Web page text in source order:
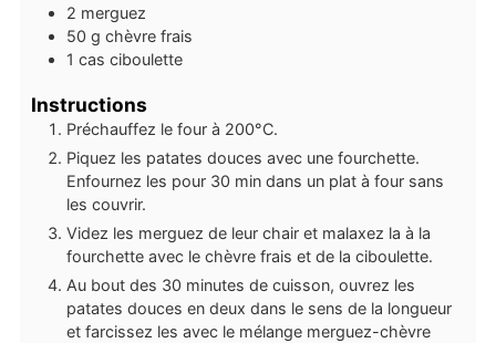
2 merguez
50 g chèvre frais
1 cas ciboulette
Instructions
Préchauffez le four à 200°C.
Piquez les patates douces avec une fourchette.
Enfournez les pour 30 min dans un plat à four sans
les couvrir.
Videz les merguez de leur chair et malaxez la à la
fourchette avec le chèvre frais et de la ciboulette.
Au bout des 30 minutes de cuisson, ouvrez les
patates douces en deux dans le sens de la longueur
et farcissez les avec le mélange merguez-chèvre